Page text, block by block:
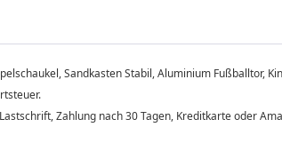
Sandkasten Stabil, Aluminium Fußballtor,
Zahlung nach 30 Tagen, Kreditkarte oder